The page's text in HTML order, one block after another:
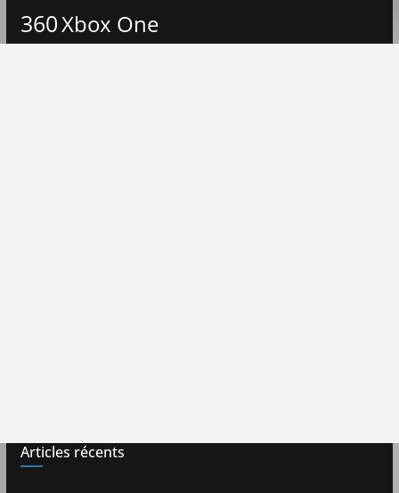
360Xbox One
Articles récents